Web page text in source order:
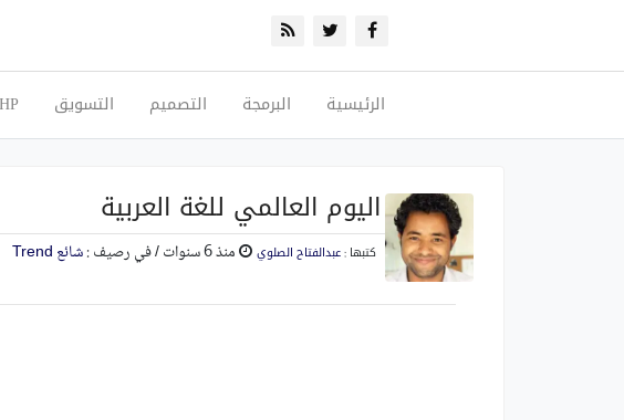
الرئيسية البرمجة التصميم التسويق
اليوم العالمي للغة العربية
كتبها :عبدالفتاح الصلوي منذ 6 سنوات / في رصيف :شائع Trend